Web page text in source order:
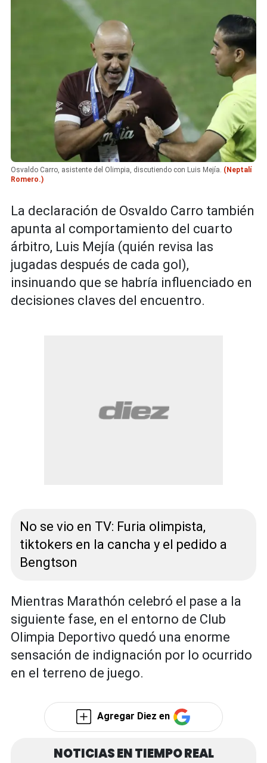
Osvaldo Carro, asistente del Olimpia, discutiendo con Luis Mejía. (Neptalí
Romero.)
La declaración de Osvaldo Carro también
apunta al comportamiento del cuarto
árbitro, Luis Mejía (quién revisa las
jugadas después de cada gol),
insinuando que se habría influenciado en
decisiones claves del encuentro.
No se vio en TV: Furia olimpista,
tiktokers en la cancha y el pedido a
Bengtson
Mientras Marathón celebró el pase a la
siguiente fase, en el entorno de Club
Olimpia Deportivo quedó una enorme
sensación de indignación por lo ocurrido
en el terreno de juego.
Agregar Diez en